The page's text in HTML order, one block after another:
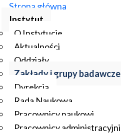
Strona główna
Instytut
O Instytucie
Aktualności
Oddziały
Zakłady i grupy badawcze
Dyrekcja
Rada Naukowa
Pracownicy naukowi
Pracownicy administracyjni